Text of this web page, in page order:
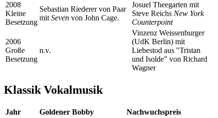
2008
Kleine
Besetzung
Sebastian Riederer von Paar
mit Seven von John Cage.
Josuel Theegarten mit
Steve Reichs New York
Counterpoint
2006
Große
Besetzung
n.v.
Vinzenz Weissenburger
(UdK Berlin) mit
Liebestod aus "Tristan
und Isolde" von Richard
Wagner
Klassik Vokalmusik
Jahr Goldener Bobby Nachwuchspreis